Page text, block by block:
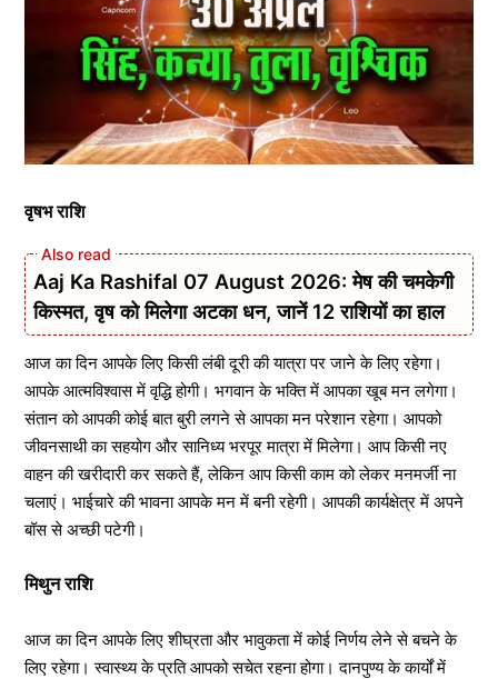
वृषभ राशि
Aaj Ka Rashifal 07 August 2026: मेष की चमकेगी
किस्मत, वृष को मिलेगा अटका धन, जानें 12 राशियों का हाल
आज का दिन आपके लिए किसी लंबी दूरी की यात्रा पर जाने के लिए रहेगा।
आपके आत्मविश्वास में वृद्धि होगी। भगवान के भक्ति में आपका खूब मन लगेगा।
संतान को आपकी कोई बात बुरी लगने से आपका मन परेशान रहेगा। आपको
जीवनसाथी का सहयोग और सानिध्य भरपूर मात्रा में मिलेगा। आप किसी नए
वाहन की खरीदारी कर सकते हैं, लेकिन आप किसी काम को लेकर मनमर्जी ना
चलाएं। भाईचारे की भावना आपके मन में बनी रहेगी। आपकी कार्यक्षेत्र में अपने
बॉस से अच्छी पटेगी।
मिथुन राशि
आज का दिन आपके लिए शीघ्रता और भावुकता में कोई निर्णय लेने से बचने के
लिए रहेगा। स्वास्थ्य के प्रति आपको सचेत रहना होगा। दानपुण्य के कार्यों में